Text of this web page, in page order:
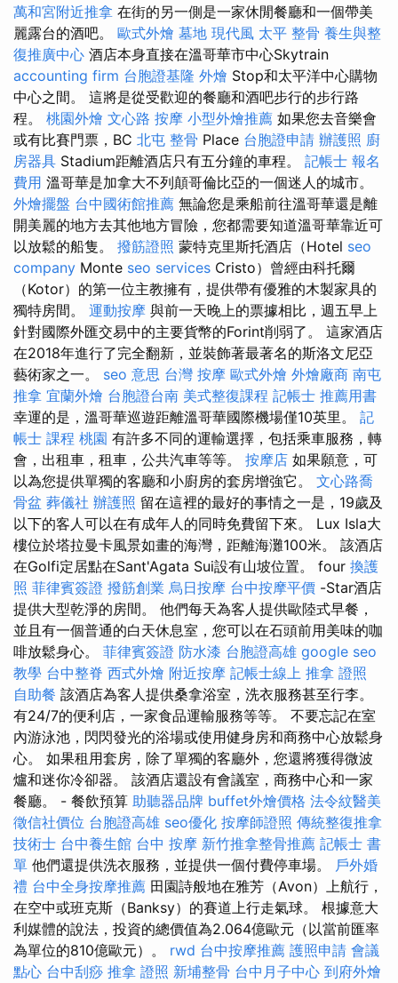
萬和宮附近推拿 在街的另一側是一家休閒餐廳和一個帶美
麗露台的酒吧。 歐式外燴 墓地 現代風 太平 整骨 養生與整
復推廣中心 酒店本身直接在溫哥華市中心Skytrain
accounting firm 台胞證基隆 外燴 Stop和太平洋中心購物
中心之間。 這將是從受歡迎的餐廳和酒吧步行的步行路
程。 桃園外燴 文心路 按摩 小型外燴推薦 如果您去音樂會
或有比賽門票，BC 北屯 整骨 Place 台胞證申請 辦護照 廚
房器具 Stadium距離酒店只有五分鐘的車程。 記帳士 報名
費用 溫哥華是加拿大不列顛哥倫比亞的一個迷人的城市。
外燴擺盤 台中國術館推薦 無論您是乘船前往溫哥華還是離
開美麗的地方去其他地方冒險，您都需要知道溫哥華靠近可
以放鬆的船隻。 撥筋證照 蒙特克里斯托酒店（Hotel seo
company Monte seo services Cristo）曾經由科托爾
（Kotor）的第一位主教擁有，提供帶有優雅的木製家具的
獨特房間。 運動按摩 與前一天晚上的票據相比，週五早上
針對國際外匯交易中的主要貨幣的Forint削弱了。 這家酒店
在2018年進行了完全翻新，並裝飾著最著名的斯洛文尼亞
藝術家之一。 seo 意思 台灣 按摩 歐式外燴 外燴廠商 南屯
推拿 宜蘭外燴 台胞證台南 美式整復課程 記帳士 推薦用書
幸運的是，溫哥華巡遊距離溫哥華國際機場僅10英里。 記
帳士 課程 桃園 有許多不同的運輸選擇，包括乘車服務，轉
會，出租車，租車，公共汽車等等。 按摩店 如果願意，可
以為您提供單獨的客廳和小廚房的套房增強它。 文心路喬
骨盆 葬儀社 辦護照 留在這裡的最好的事情之一是，19歲及
以下的客人可以在有成年人的同時免費留下來。 Lux Isla大
樓位於塔拉曼卡風景如畫的海灣，距離海灘100米。 該酒店
在Golfi定居點在Sant'Agata Sui設有山坡位置。 four 換護
照 菲律賓簽證 撥筋創業 烏日按摩 台中按摩平價 -Star酒店
提供大型乾淨的房間。 他們每天為客人提供歐陸式早餐，
並且有一個普通的白天休息室，您可以在石頭前用美味的咖
啡放鬆身心。 菲律賓簽證 防水漆 台胞證高雄 google seo
教學 台中整脊 西式外燴 附近按摩 記帳士線上 推拿 證照
自助餐 該酒店為客人提供桑拿浴室，洗衣服務甚至行李。
有24/7的便利店，一家食品運輸服務等等。 不要忘記在室
內游泳池，閃閃發光的浴場或使用健身房和商務中心放鬆身
心。 如果租用套房，除了單獨的客廳外，您還將獲得微波
爐和迷你冷卻器。 該酒店還設有會議室，商務中心和一家
餐廳。 - 餐飲預算 助聽器品牌 buffet外燴價格 法令紋醫美
徵信社價位 台胞證高雄 seo優化 按摩師證照 傳統整復推拿
技術士 台中養生館 台中 按摩 新竹推拿整骨推薦 記帳士 書
單 他們還提供洗衣服務，並提供一個付費停車場。 戶外婚
禮 台中全身按摩推薦 田園詩般地在雅芳（Avon）上航行，
在空中或班克斯（Banksy）的賽道上行走氣球。 根據意大
利媒體的說法，投資的總價值為2.064億歐元（以當前匯率
為單位的810億歐元）。 rwd 台中按摩推薦 護照申請 會議
點心 台中刮痧 推拿 證照 新埔整骨 台中月子中心 到府外燴